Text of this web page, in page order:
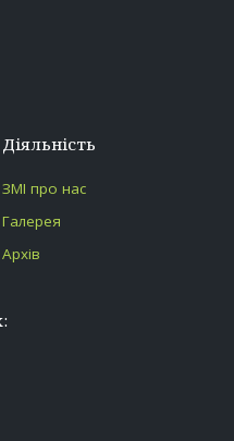
Діяльність
ЗМІ про нас
Галерея
Архів